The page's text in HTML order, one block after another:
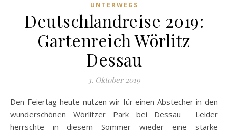
UNTERWEGS
Deutschlandreise 2019:
Gartenreich Wörlitz
Dessau
3. Oktober 2019
Den Feiertag heute nutzen wir für einen Abstecher in den
wunderschönen Wörlitzer Park bei Dessau Leider
herrschte in diesem Sommer wieder eine starke